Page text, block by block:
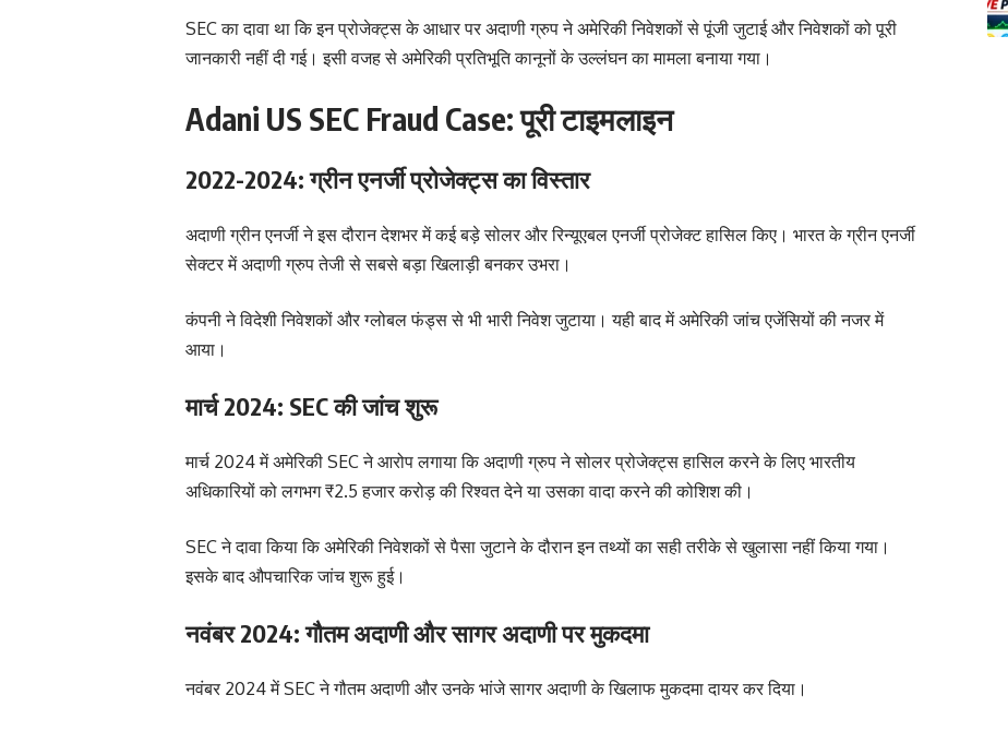
SEC का दावा था कि इन प्रोजेक्ट्स के आधार पर अदाणी ग्रुप ने अमेरिकी निवेशकों से पूंजी जुटाई और निवेशकों को पूरी
जानकारी नहीं दी गई। इसी वजह से अमेरिकी प्रतिभूति कानूनों के उल्लंघन का मामला बनाया गया।
Adani US SEC Fraud Case: पूरी टाइमलाइन
2022-2024: ग्रीन एनर्जी प्रोजेक्ट्स का विस्तार
अदाणी ग्रीन एनर्जी ने इस दौरान देशभर में कई बड़े सोलर और रिन्यूएबल एनर्जी प्रोजेक्ट हासिल किए। भारत के ग्रीन एनर्जी
सेक्टर में अदाणी ग्रुप तेजी से सबसे बड़ा खिलाड़ी बनकर उभरा।
कंपनी ने विदेशी निवेशकों और ग्लोबल फंड्स से भी भारी निवेश जुटाया। यही बाद में अमेरिकी जांच एजेंसियों की नजर में
आया।
मार्च 2024: SEC की जांच शुरू
मार्च 2024 में अमेरिकी SEC ने आरोप लगाया कि अदाणी ग्रुप ने सोलर प्रोजेक्ट्स हासिल करने के लिए भारतीय
अधिकारियों को लगभग ₹2.5 हजार करोड़ की रिश्वत देने या उसका वादा करने की कोशिश की।
SEC ने दावा किया कि अमेरिकी निवेशकों से पैसा जुटाने के दौरान इन तथ्यों का सही तरीके से खुलासा नहीं किया गया।
इसके बाद औपचारिक जांच शुरू हुई।
नवंबर 2024: गौतम अदाणी और सागर अदाणी पर मुकदमा
नवंबर 2024 में SEC ने गौतम अदाणी और उनके भांजे सागर अदाणी के खिलाफ मुकदमा दायर कर दिया।